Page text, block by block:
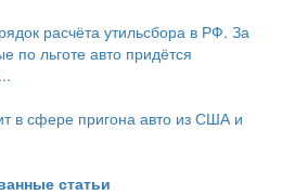
расчёта утильсбора в РФ. За
по льготе авто придётся
в сфере пригона авто из США и
статьи